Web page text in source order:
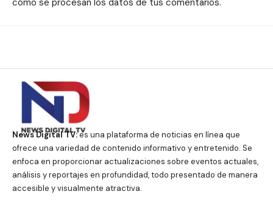
News Digital TV:es una plataforma de noticias en línea que
ofrece una variedad de contenido informativo y entretenido. Se
enfoca en proporcionar actualizaciones sobre eventos actuales,
análisis y reportajes en profundidad, todo presentado de manera
accesible y visualmente atractiva.